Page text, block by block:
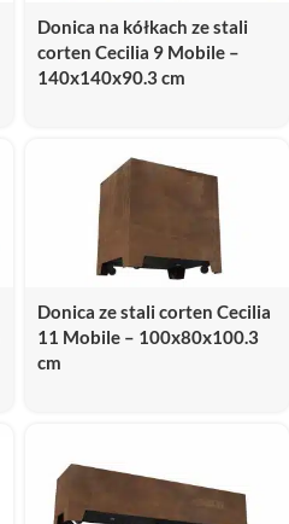
Donica na kółkach ze stali
corten Cecilia 9 Mobile –
140x140x90.3 cm
Donica ze stali corten Cecilia
11 Mobile – 100x80x100.3
cm